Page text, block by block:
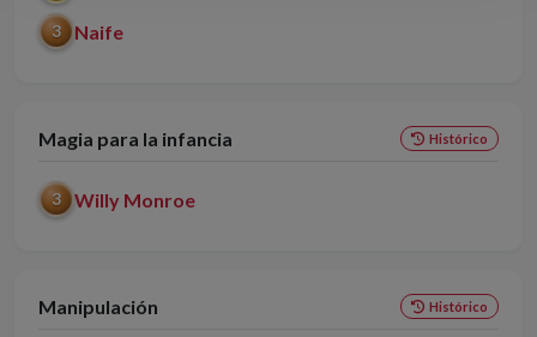
3 Naife
Magia para la infancia Histórico
3 Willy Monroe
Manipulación Histórico